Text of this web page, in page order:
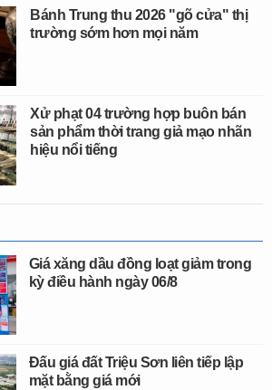
Bánh Trung thu 2026 "gõ cửa" thị
trường sớm hơn mọi năm
Xử phạt 04 trường hợp buôn bán
sản phẩm thời trang giả mạo nhãn
hiệu nổi tiếng
Giá xăng dầu đồng loạt giảm trong
kỳ điều hành ngày 06/8
Đấu giá đất Triệu Sơn liên tiếp lập
mặt bằng giá mới